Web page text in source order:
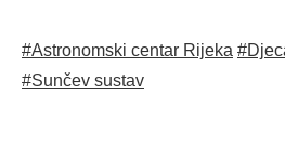
#Astronomski centar Rijeka
#Sunčev sustav